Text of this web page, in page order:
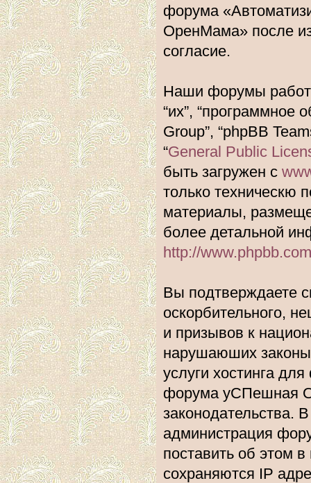
форума
ОренМама» после
согласие.
Наши форумы
“их”, “программное
Group”, “phpBB
“General Public
быть загружен с
только техническю
материалы,
более детальной
http://
Вы подтверждаете
оскорбительного,
и призывов к
нарушаюших законы
услуги хостинга
форума уСПешная
законодательства.
администрация
поставить об этом
сохраняются IP